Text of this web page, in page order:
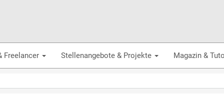
Freelancer Stellenangebote & Projekte Magazin &